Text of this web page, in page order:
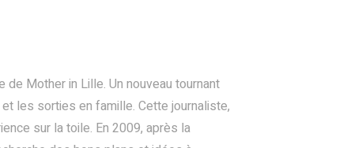
Mother in Lille. Un nouveau tournant
les sorties en famille. Cette journaliste,
sur la toile. En 2009, après la